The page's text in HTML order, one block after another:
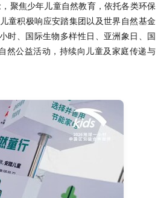
聚焦少年儿童自然教育，依托各类环保
童积极响应安踏集团以及世界自然基金
时、国际生物多样性日、亚洲象日、国
然公益活动，持续向儿童及家庭传递与